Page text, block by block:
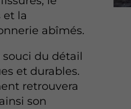
et la
abîmés.
du détail
et durables.
retrouvera
son